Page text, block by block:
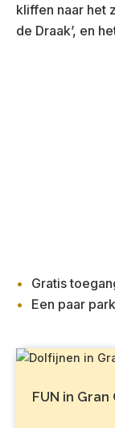
kliffen naar het
de Draak’, en
Gratis
Een paar
FUN in Gran